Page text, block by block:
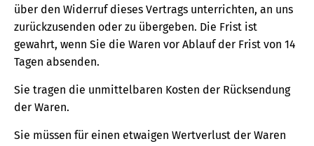
über den Widerruf dieses Vertrags unterrichten, an uns
zurückzusenden oder zu übergeben. Die Frist ist
gewahrt, wenn Sie die Waren vor Ablauf der Frist von 14
Tagen absenden.
Sie tragen die unmittelbaren Kosten der Rücksendung
der Waren.
Sie müssen für einen etwaigen Wertverlust der Waren